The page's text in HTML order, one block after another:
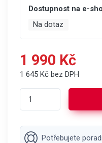
Dostupnost na e-
Na dotaz
1 990 Kč
1 645 Kč bez DPH
Potřebujete